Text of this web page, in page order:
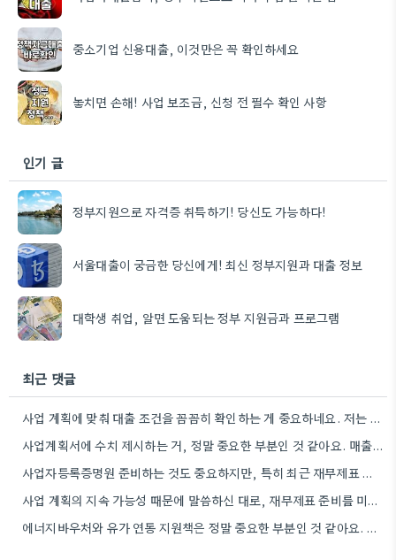
중소기업 신용대출, 이것만은 꼭 확인하세요
놓치면 손해! 사업 보조금, 신청 전 필수 확인 사항
인기 글
정부지원으로 자격증 취득하기! 당신도 가능하다!
서울대출이 궁금한 당신에게! 최신 정부지원과 대출 정보
대학생 취업, 알면 도움되는 정부 지원금과 프로그램
최근 댓글
사업 계획에 맞춰 대출 조건을 꼼꼼히 확인하는 게 중요하네요. 저는 사업 확장 시 금리 변화를…
사업계획서에 수치 제시하는 거, 정말 중요한 부분인 것 같아요. 매출 성장률이나 고용 목표를 구체적으로 적으면…
사업자등록증명원 준비하는 것도 중요하지만, 특히 최근 재무제표 유효기간 꼭 확인해야 해요. 제가 최근 사업 계획서…
사업 계획의 지속 가능성 때문에 말씀하신 대로, 재무제표 준비를 미리 해두는 게 정말 중요하네요. 특히…
에너지바우처와 유가 연동 지원책은 정말 중요한 부분인 것 같아요. 특히 농어민분들이 에너지 가격 변동에 덜…